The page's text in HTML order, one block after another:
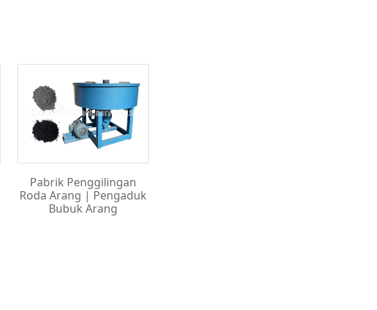
Pabrik Penggilingan
Roda Arang | Pengaduk
Bubuk Arang